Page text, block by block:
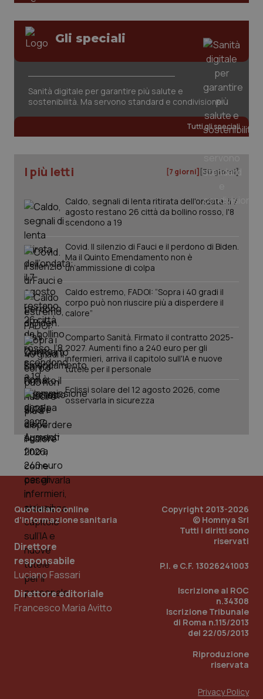
Gli speciali
Sanità digitale per garantire più salute e
sostenibilità. Ma servono standard e condivisione
Tutti gli speciali
I più letti [7 giorni] [30 giorni]
Caldo, segnali di lenta ritirata dell'ondata: il 7
agosto restano 26 città da bollino rosso, l'8
scendono a 19
Covid. Il silenzio di Fauci e il perdono di Biden.
Ma il Quinto Emendamento non è
un’ammissione di colpa
Caldo estremo, FADOI: “Sopra i 40 gradi il
corpo può non riuscire più a disperdere il
calore”
Comparto Sanità. Firmato il contratto 2025-
2027. Aumenti fino a 240 euro per gli
infermieri, arriva il capitolo sull'IA e nuove
tutele per il personale
Eclissi solare del 12 agosto 2026, come
osservarla in sicurezza
Quotidiano online
d'informazione sanitaria
Direttore
responsabile
Luciano Fassari
Direttore editoriale
Francesco Maria Avitto
Copyright 2013-2026
© Homnya Srl
Tutti i diritti sono
riservati
P.I. e C.F. 13026241003
Iscrizione al ROC
n.34308
Iscrizione Tribunale
di Roma n.115/2013
del 22/05/2013
Riproduzione
riservata
Privacy Policy
www.quotidianosanita.it
tracking-sites-ironfish-
www.quotidianosanita.it
2
PHPSESSID
.quotidianosanita.it 1